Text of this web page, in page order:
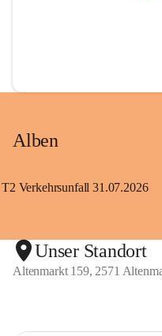
Alben
T2 Verkehrsunfall 31.07.2026
Unser Standort
Altenmarkt 159, 2571